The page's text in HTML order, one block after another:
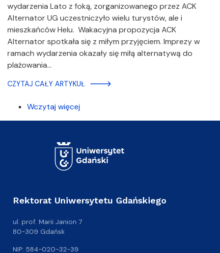
wydarzenia Lato z foką, zorganizowanego przez ACK
Alternator UG uczestniczyło wielu turystów, ale i
mieszkańców Helu. Wakacyjna propozycja ACK
Alternator spotkała się z miłym przyjęciem. Imprezy w
ramach wydarzenia okazały się miłą alternatywą do
plażowania…
CZYTAJ CAŁY ARTYKUŁ
Wczytaj więcej
Rektorat Uniwersytetu Gdańskiego
ul. prof. Marii Janion 7
80-309 Gdańsk
NIP: 584-020-32-39